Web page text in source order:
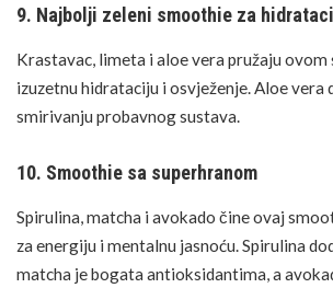
9. Najbolji zeleni smoothie za
Krastavac, limeta i aloe vera pružaju
izuzetnu hidrataciju i osvježenje. Aloe vera
smirivanju probavnog sustava.
10. Smoothie sa superhranom
Spirulina, matcha i avokado čine ovaj
za energiju i mentalnu jasnoću. Spirulina
matcha je bogata antioksidantima, a